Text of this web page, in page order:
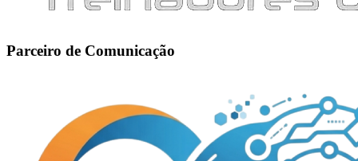
Parceiro de Comunicação